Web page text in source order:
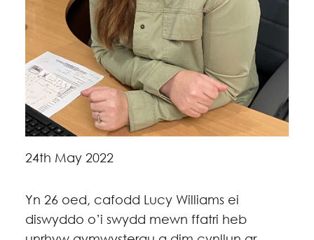
24th May 2022
Yn 26 oed, cafodd Lucy Williams ei
diswyddo o’i swydd mewn ffatri heb